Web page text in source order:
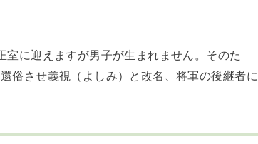
に迎えますが男子が生まれません。そのた
俗させ義視（よしみ）と改名、将軍の後継者に